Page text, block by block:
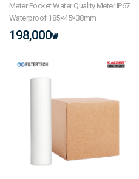
Meter Pocket Water Quality Meter IP67
Waterproof 185×45×38mm
198,000₩